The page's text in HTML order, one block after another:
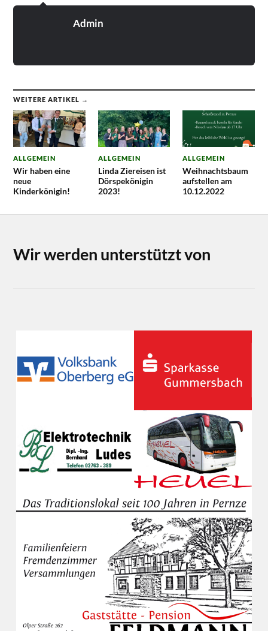
Admin
WEITERE ARTIKEL →
ALLGEMEIN
Wir haben eine
neue
Kinderkönigin!
ALLGEMEIN
Linda Ziereisen ist
Dörspekönigin
2023!
ALLGEMEIN
Weihnachtsbaum
aufstellen am
10.12.2022
Wir werden unterstützt von